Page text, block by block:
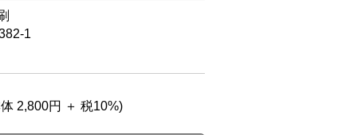
1
2,800円 ＋ 税10%)